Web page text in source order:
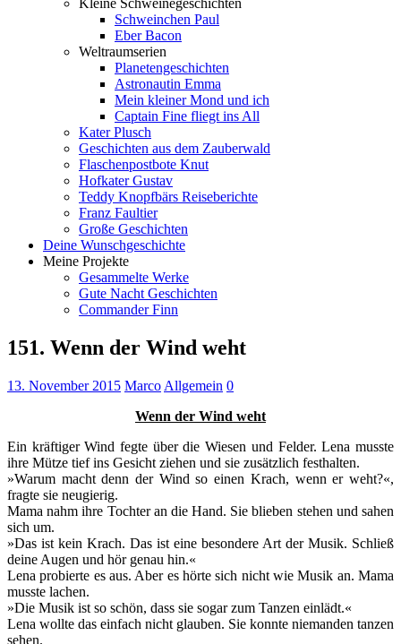
Kleine Schweinegeschichten
Schweinchen Paul
Eber Bacon
Weltraumserien
Planetengeschichten
Astronautin Emma
Mein kleiner Mond und ich
Captain Fine fliegt ins All
Kater Plusch
Geschichten aus dem Zauberwald
Flaschenpostbote Knut
Hofkater Gustav
Teddy Knopfbärs Reiseberichte
Franz Faultier
Große Geschichten
Deine Wunschgeschichte
Meine Projekte
Gesammelte Werke
Gute Nacht Geschichten
Commander Finn
151. Wenn der Wind weht
13. November 2015 Marco Allgemein 0
Wenn der Wind weht
Ein kräftiger Wind fegte über die Wiesen und Felder. Lena musste
ihre Mütze tief ins Gesicht ziehen und sie zusätzlich festhalten.
»Warum macht denn der Wind so einen Krach, wenn er weht?«,
fragte sie neugierig.
Mama nahm ihre Tochter an die Hand. Sie blieben stehen und sahen
sich um.
»Das ist kein Krach. Das ist eine besondere Art der Musik. Schließ
deine Augen und hör genau hin.«
Lena probierte es aus. Aber es hörte sich nicht wie Musik an. Mama
musste lachen.
»Die Musik ist so schön, dass sie sogar zum Tanzen einlädt.«
Lena wollte das einfach nicht glauben. Sie konnte niemanden tanzen
sehen.